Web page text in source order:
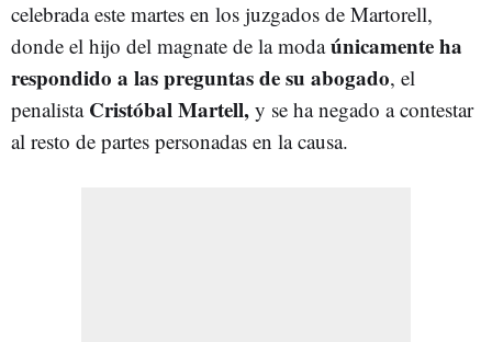
celebrada este martes en los juzgados de Martorell,
donde el hijo del magnate de la modaúnicamente ha
respondido a las preguntas de su abogado, el
penalista Cristóbal Martell, y se ha negado a contestar
al resto de partes personadas en la causa.